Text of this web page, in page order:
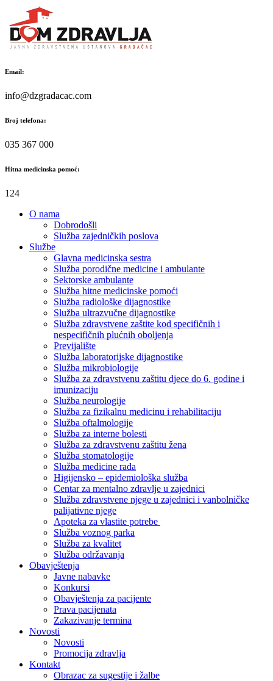
content
Email:
info@dzgradacac.com
Broj telefona:
035 367 000
Hitna medicinska pomoć:
124
O nama
Dobrodošli
Služba zajedničkih poslova
Službe
Glavna medicinska sestra
Služba porodične medicine i ambulante
Sektorske ambulante
Služba hitne medicinske pomoći
Služba radiološke dijagnostike
Služba ultrazvučne dijagnostike
Služba zdravstvene zaštite kod specifičnih i
nespecifičnih plućnih oboljenja
Previjalište
Služba laboratorijske dijagnostike
Služba mikrobiologije
Služba za zdravstvenu zaštitu djece do 6. godine i
imunizaciju
Služba neurologije
Služba za fizikalnu medicinu i rehabilitaciju
Služba oftalmologije
Služba za interne bolesti
Služba za zdravstvenu zaštitu žena
Služba stomatologije
Služba medicine rada
Higijensko – epidemiološka služba
Centar za mentalno zdravlje u zajednici
Služba zdravstvene njege u zajednici i vanbolničke
palijativne njege
Apoteka za vlastite potrebe
Služba voznog parka
Služba za kvalitet
Služba održavanja
Obavještenja
Javne nabavke
Konkursi
Obavještenja za pacijente
Prava pacijenata
Zakazivanje termina
Novosti
Novosti
Promocija zdravlja
Kontakt
Obrazac za sugestije i žalbe